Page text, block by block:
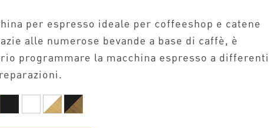
per espresso ideale per coffeeshop e catene
alle numerose bevande a base di caffè, è
programmare la macchina espresso a differenti